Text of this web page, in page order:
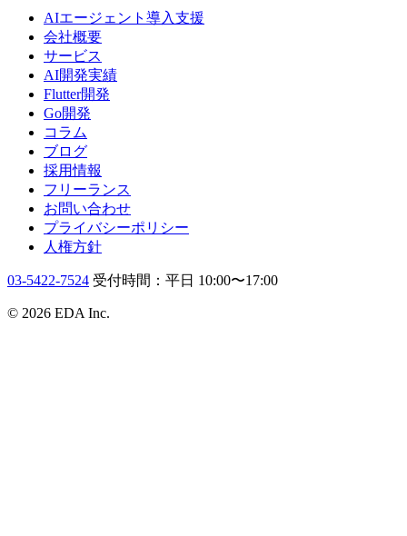
AIエージェント導入支援
会社概要
サービス
AI開発実績
Flutter開発
Go開発
コラム
ブログ
採用情報
フリーランス
お問い合わせ
プライバシーポリシー
人権方針
03-5422-7524 受付時間：平日 10:00〜17:00
© 2026 EDA Inc.